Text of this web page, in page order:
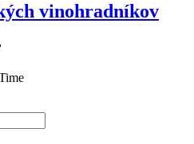
vinohradníkov